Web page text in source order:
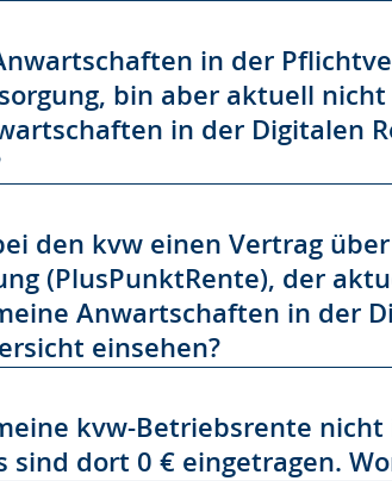
in der
bin aber aktuell
in der Digitalen
den kvw einen Vertrag
(PlusPunktRente), der
Anwartschaften in der
einsehen?
kvw-Betriebsrente
sind dort 0 € eingetragen.